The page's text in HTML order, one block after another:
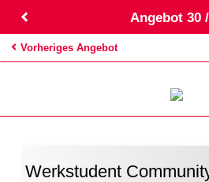
Angebot 30
Vorheriges Angebot
Werkstudent